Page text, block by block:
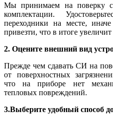
Мы принимаем на поверку
комплектации.
переходники на месте,
привезти, что в итоге
2. Оцените внешний вид
Прежде чем сдавать СИ на
от поверхностных
что на приборе нет
тепловых повреждений.
3.Выберите удобный способ